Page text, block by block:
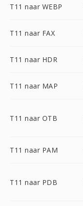
T11 naar WEBP
T11 naar FAX
T11 naar HDR
T11 naar MAP
T11 naar OTB
T11 naar PAM
T11 naar PDB